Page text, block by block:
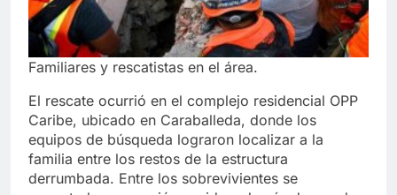
Familiares y rescatistas en el área.
El rescate ocurrió en el complejo residencial OPP
Caribe, ubicado en Caraballeda, donde los
equipos de búsqueda lograron localizar a la
familia entre los restos de la estructura
derrumbada. Entre los sobrevivientes se